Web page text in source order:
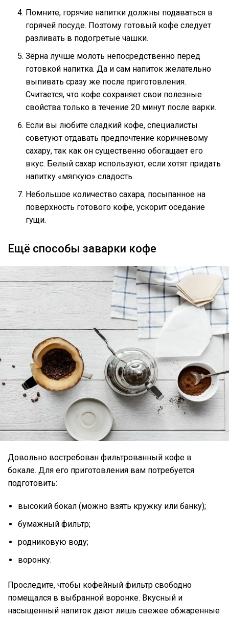
Помните, горячие напитки должны подаваться в
горячей посуде. Поэтому готовый кофе следует
разливать в подогретые чашки.
Зёрна лучше молоть непосредственно перед
готовкой напитка. Да и сам напиток желательно
выпивать сразу же после приготовления.
Считается, что кофе сохраняет свои полезные
свойства только в течение 20 минут после варки.
Если вы любите сладкий кофе, специалисты
советуют отдавать предпочтение коричневому
сахару, так как он существенно обогащает его
вкус. Белый сахар используют, если хотят придать
напитку «мягкую» сладость.
Небольшое количество сахара, посыпанное на
поверхность готового кофе, ускорит оседание
гущи.
Ещё способы заварки кофе
Довольно востребован фильтрованный кофе в
бокале. Для его приготовления вам потребуется
подготовить:
высокий бокал (можно взять кружку или банку);
бумажный фильтр;
родниковую воду;
воронку.
Проследите, чтобы кофейный фильтр свободно
помещался в выбранной воронке. Вкусный и
насыщенный напиток дают лишь свежее обжаренные